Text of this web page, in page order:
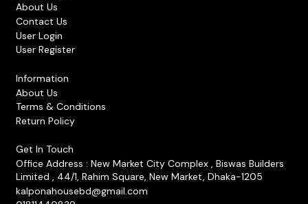
About Us
Contact Us
User Login
User Register
Information
About Us
Terms & Conditions
Return Policy
Get In Touch
Office Address : New Market City Complex , Biswas Builders
Limited , 44/1, Rahim Square, New Market, Dhaka-1205
kalponahousebd@gmail.com